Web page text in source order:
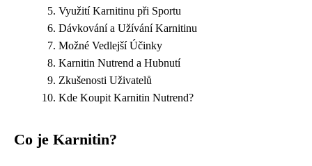
Využití Karnitinu při Sportu
Dávkování a Užívání Karnitinu
Možné Vedlejší Účinky
Karnitin Nutrend a Hubnutí
Zkušenosti Uživatelů
Kde Koupit Karnitin Nutrend?
Co je Karnitin?